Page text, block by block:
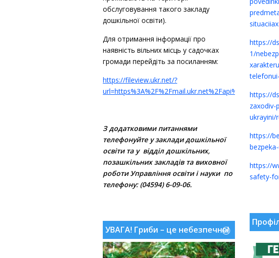
обслуговування такого закладу
дошкільної освіти).
Для отримання інформації про
наявність вільних місць у садочках
громади перейдіть за посиланням:
https://fileview.ukr.net/?
З додатковими питаннями
телефонуйтеу заклади дошкільної
освіти та у відділ дошкільних,
позашкільних закладів та виховної
роботи Управління освіти і науки по
телефону: (04594) 6-09-06.
УВАГА! Гриби – це небезпечно!
situaciiax
https://
1/
https://
zaxodiv-
ukrayini/
https://
https://
safety-